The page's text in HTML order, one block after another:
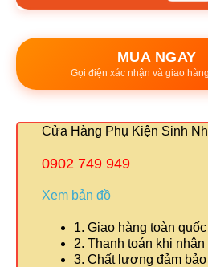
MUA NGAY
Gọi điện xác nhận và giao
Cửa Hàng Phụ Kiện Sinh
0902 749 949
Xem bản đồ
1. Giao hàng toàn quốc
2. Thanh toán khi nhận
3. Chất lượng đảm bảo